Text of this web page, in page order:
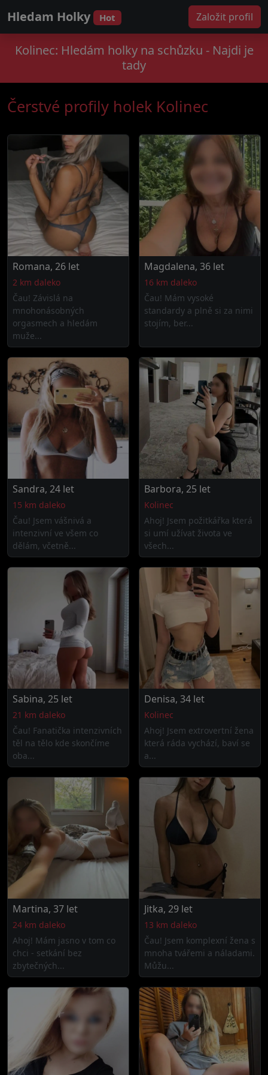
Hledam Holky Hot Založit profil
Kolinec: Hledám holky na schůzku - Najdi je
tady
Čerstvé profily holek Kolinec
Romana, 26 let
2 km daleko
Čau! Závislá na
mnohonásobných
orgasmech a hledám
muže...
Magdalena, 36 let
16 km daleko
Čau! Mám vysoké
standardy a plně si za nimi
stojím, ber...
Sandra, 24 let
15 km daleko
Čau! Jsem vášnivá a
intenzivní ve všem co
dělám, včetně...
Barbora, 25 let
Kolinec
Ahoj! Jsem požitkářka která
si umí užívat života ve
všech...
Sabina, 25 let
21 km daleko
Čau! Fanatička intenzivních
těl na tělo kde skončíme
oba...
Denisa, 34 let
Kolinec
Ahoj! Jsem extrovertní žena
která ráda vychází, baví se
a...
Martina, 37 let
24 km daleko
Ahoj! Mám jasno v tom co
chci - setkání bez
zbytečných...
Jitka, 29 let
13 km daleko
Čau! Jsem komplexní žena s
mnoha tvářemi a náladami.
Můžu...